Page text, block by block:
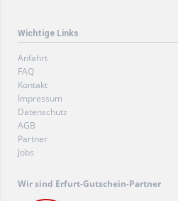
Wichtige Links
Navigation
überspringen
Anfahrt
FAQ
Kontakt
Impressum
Datenschutz
AGB
Partner
Jobs
Wir sind Erfurt-Gutschein-Partner